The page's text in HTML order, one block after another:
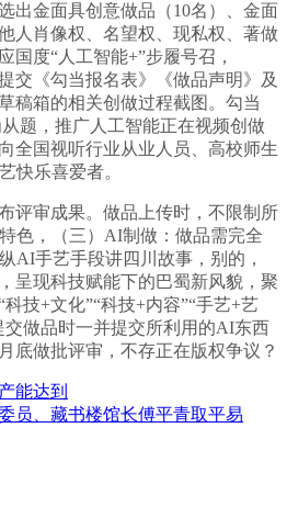
出金面具创意做品（10名）、金面
人肖像权、名望权、现私权、著做
国度“人工智能+”步履号召，
交《勾当报名表》《做品声明》及
稿箱的相关创做过程截图。勾当
题，推广人工智能正在视频创做
全国视听行业从业人员、高校师生
快乐喜爱者。
审成果。做品上传时，不限制所
色，（三）AI制做：做品需完全
AI手艺手段讲四川故事，别的，
呈现科技赋能下的巴蜀新风貌，聚
技+文化”“科技+内容”“手艺+艺
做品时一并提交所利用的AI东西
底做批评审，不存正在版权争议？
能达到
员、藏书楼馆长傅平青取平易